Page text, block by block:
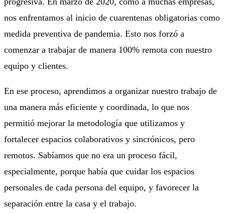
nos enfrentamos al inicio de cuarentenas obligatorias como
medida preventiva de pandemia. Esto nos forzó a
comenzar a trabajar de manera 100% remota con nuestro
equipo y clientes.
En ese proceso, aprendimos a organizar nuestro trabajo de
una manera más eficiente y coordinada, lo que nos
permitió mejorar la metodología que utilizamos y
fortalecer espacios colaborativos y sincrónicos, pero
remotos. Sabíamos que no era un proceso fácil,
especialmente, porque había que cuidar los espacios
personales de cada persona del equipo, y favorecer la
separación entre la casa y el trabajo.